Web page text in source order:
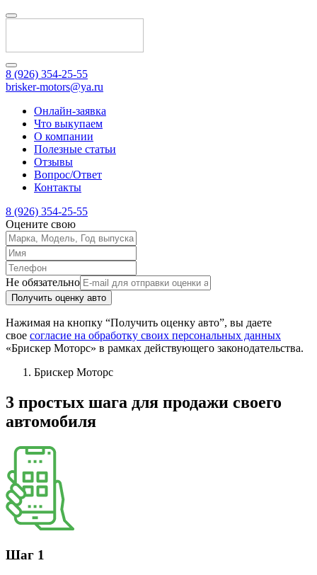
8 (926) 354-25-55
brisker-motors@ya.ru
Онлайн-заявка
Что выкупаем
О компании
Полезные статьи
Отзывы
Вопрос/Ответ
Контакты
8 (926) 354-25-55
Оцените свою
Не обязательно
Получить оценку авто
Нажимая на кнопку “Получить оценку авто”, вы даете
свое согласие на обработку своих персональных данных
«Брискер Моторс» в рамках действующего законодательства.
Брискер Моторс
3 простых шага для продажи своего
автомобиля
Шаг 1